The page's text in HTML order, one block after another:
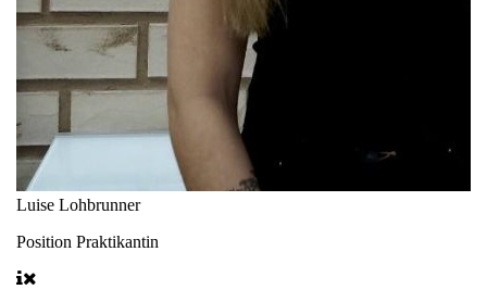
Luise Lohbrunner
Position Praktikantin